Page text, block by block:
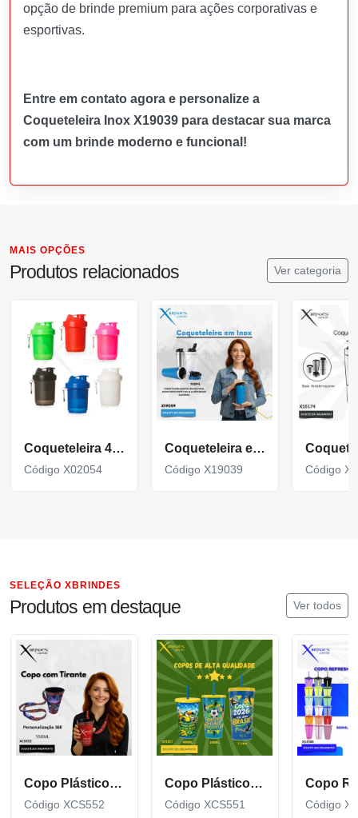
opção de brinde premium para ações corporativas e
esportivas.
Entre em contato agora e personalize a
Coqueteleira Inox X19039 para destacar sua marca
com um brinde moderno e funcional!
MAIS OPÇÕES
Produtos relacionados Ver categoria
Coqueteleira 400Ml Porta Suplementos
Código X02054
Coqueteleira em aço inox com capacidade para até 900ml X19039
Código X19039 Código
SELEÇÃO XBRINDES
Produtos em destaque Ver todos
Copo Plástico de 550 ML com Tirante Personalizado XCS552
Código XCS552
Copo Plástico personalizado In Mold Label 360 XCS551
Código XCS551 Código